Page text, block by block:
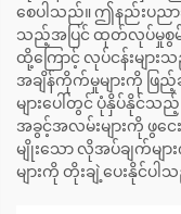
စေပါသည်။ ဤနည်းပည
သည့်အပြင် ထုတ်လုပ်မှုစွမ်
ထို့ကြောင့် လုပ်ငန်းမျ
အချိန်ကိုက်မှုများကို ဖြည့်
များပေါ်တွင် ပုံနှိပ်နိုင်သ
အခွင့်အလမ်းများကို ဖွင
မျိုးသော လိုအပ်ချက်မျာ
များကို တိုးချဲ့ပေးနိုင်ပါ